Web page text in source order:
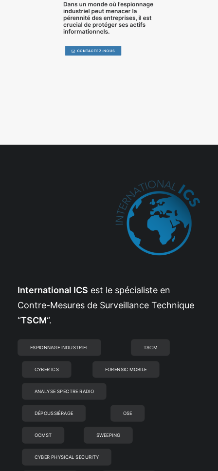
Dans un monde où l’espionnage
industriel peut menacer la
pérennité des entreprises, il est
crucial de protéger ses actifs
informationnels.
CONTACTEZ-NOUS
International ICS est le spécialiste en
Contre-Mesures de Surveillance Technique
“TSCM“.
ESPIONNAGE INDUSTRIEL TSCM
CYBER ICS FORENSIC MOBILE
ANALYSE SPECTRE RADIO
DÉPOUSSIÉRAGE OSE
OCMST SWEEPING
CYBER PHYSICAL SECURITY